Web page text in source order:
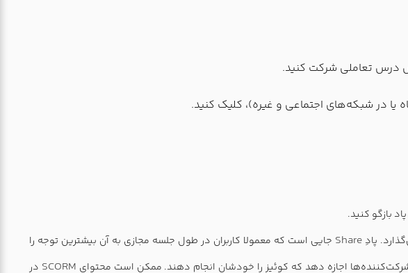
درس تعاملی شرکت کنید.
یا در شبکه‌های اجتماعی و غیره)، کلیک کنید.
پادِ Share جایی است که معمولا کاربران در طول جلسه مجازی به آن بیشترین توجه را
شرکت‌کننده‌ها اجازه دهد که کوئیز را خودشان انجام دهند. ممکن است محتوای SCORM در